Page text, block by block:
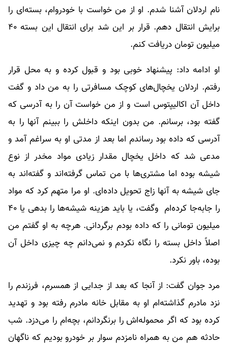
نام اردلان آشنا شدم. او از من خواست با خودروام، بسته‌ای را
برایش انتقال دهم. قرار بر این شد برای انتقال این بسته ۴۰
میلیون تومان دریافت کنم.
او ادامه داد: پیشنهاد خوبی بود و قبول کرده و به محل قرار
رفتم. اردلان یخچال‌های کوچک مسافرتی را به من داد و گفت
داخل آن اکالیپتوس است و از من خواست آن را به آدرسی که
گفته بود، برسانم. من بدون اینکه داخلش را ببینم آنها را به
آدرسی که داده بود رساندم اما بعد از مدتی او به سراغم آمد و
مدعی شد که داخل یخچال مقدار زیادی مواد مخدر از نوع
شیشه بوده اما مشتری‌ها با من تماس گرفته‌اند و گفته‌اند به
جای شیشه به آنها زاج تحویل داده‌ای. او مرا متهم کرد که مواد
را جابه‌جا کرده‌ام وگفت، یا باید هزینه شیشه‌ها را بدهی یا ۴۰
میلیون تومانی را که داده بودم برگردانی. هرچه به او گفتم من
اصلاً داخل بسته را نگاه نکردم و نمی‌دانم چه چیزی داخل آن
بوده، باور نکرد.
مرد جوان گفت: از آنجا که بعد از جدایی از همسرم، فرزندم را
نزد مادرم گذاشته‌ام او به مقابل خانه مادرم رفته بود و تهدید
کرده بود که اگر محموله‌اش را برنگردانم، بچه‌ام را می‌دزد. شب
حادثه هم من به همراه نامزدم سوار بر خودرو بودیم که ناگهان